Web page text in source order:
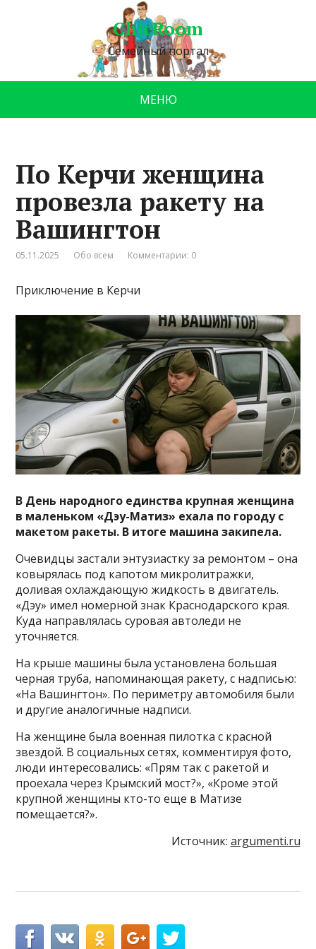
ChicRoom
Семейный портал
МЕНЮ
По Керчи женщина
провезла ракету на
Вашингтон
05.11.2025 Обо всем Комментарии: 0
Приключение в Керчи
В День народного единства крупная женщина
в маленьком «Дэу-Матиз» ехала по городу с
макетом ракеты. В итоге машина закипела.
Очевидцы застали энтузиастку за ремонтом – она
ковырялась под капотом микролитражки,
доливая охлаждающую жидкость в двигатель.
«Дэу» имел номерной знак Краснодарского края.
Куда направлялась суровая автоледи не
уточняется.
На крыше машины была установлена большая
черная труба, напоминающая ракету, с надписью:
«На Вашингтон». По периметру автомобиля были
и другие аналогичные надписи.
На женщине была военная пилотка с красной
звездой. В социальных сетях, комментируя фото,
люди интересовались: «Прям так с ракетой и
проехала через Крымский мост?», «Кроме этой
крупной женщины кто-то еще в Матизе
помещается?».
Источник: argumenti.ru